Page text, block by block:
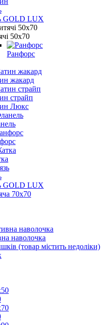
GOLD LUX
50х70
Ранфорс
жакард
страйп
Люкс
GOLD LUX
70х70
наволочка
(товар містить недоліки)